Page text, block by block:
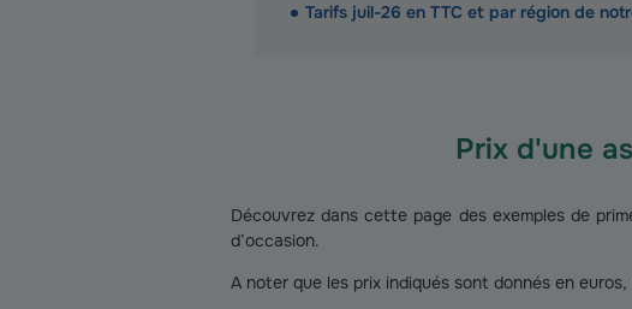
Tarifs juil-26 en TTC et par région de
Prix d'une
Découvrez dans cette page des exemples de
d’occasion.
A noter que les prix indiqués sont donnés en